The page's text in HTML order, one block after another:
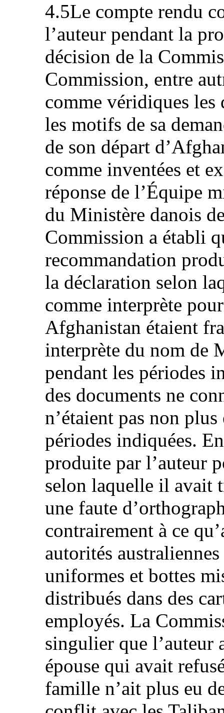
4.5Le compte rendu
l’auteur pendant la
décision de la
Commission, entre
comme véridiques les
les motifs de sa
de son départ
comme inventées et
réponse de l’Équipe
du Ministère danois
Commission a établi
recommandation
la déclaration selon
comme interprète
Afghanistan étaient
interprète du nom de
pendant les périodes
des documents ne
n’étaient pas non
périodes indiquées.
produite par l’auteur
selon laquelle il avait
une faute
contrairement à ce
autorités
uniformes et bottes
distribués dans des
employés. La
singulier que l’auteur
épouse qui avait
famille n’ait plus eu